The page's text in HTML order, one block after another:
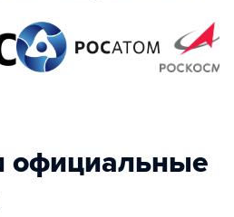
официальные